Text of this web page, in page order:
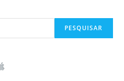
PESQUISAR